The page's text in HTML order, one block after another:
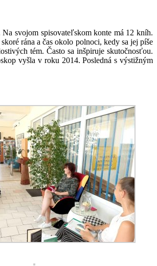
svojom spisovateľskom konte má 12 kníh.
rána a čas okolo polnoci, kedy sa jej píše
tém. Často sa inšpiruje skutočnosťou.
vyšla v roku 2014. Posledná s výstižným